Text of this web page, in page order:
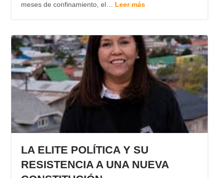
meses de confinamiento, el… Leer más
LA ELITE POLÍTICA Y SU
RESISTENCIA A UNA NUEVA